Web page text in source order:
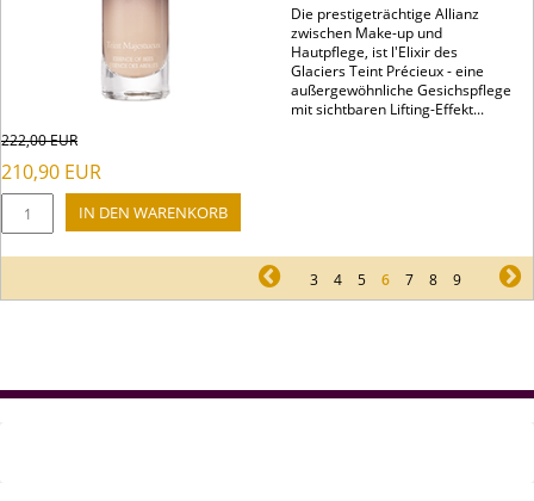
Die prestigeträchtige Allianz
zwischen Make-up und
Hautpflege, ist l'Elixir des
Glaciers Teint Précieux - eine
außergewöhnliche Gesichspflege
mit sichtbaren Lifting-Effekt...
222,00EUR
210,90 EUR
pr 3 4 5 6 7 8 9